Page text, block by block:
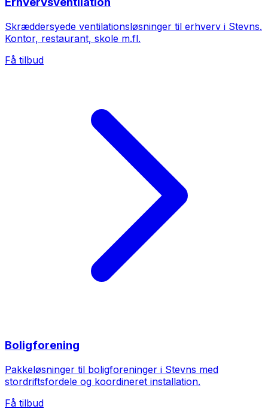
Skræddersyede ventilationsløsninger til erhverv i Stevns.
Kontor, restaurant, skole m.fl.
Få tilbud
Boligforening
Pakkeløsninger til boligforeninger i Stevns med
stordriftsfordele og koordineret installation.
Få tilbud